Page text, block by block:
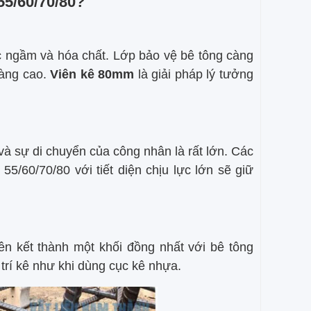
và hóa chất. Lớp bảo vệ bê tông càng
cao.Viên kê 80mm là giải pháp lý tưởng
sự di chuyển của công nhân là rất lớn. Các
60/70/80 với tiết diện chịu lực lớn sẽ giữ
kết thành một khối đồng nhất với bê tông
kê như khi dùng cục kê nhựa.